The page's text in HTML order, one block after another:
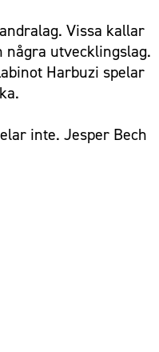
Vissa kallar
några utvecklingslag.
Harbuzi spelar
inte. Jesper Bech